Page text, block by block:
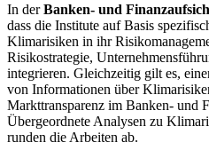
In derBanken- und
dass die Institute auf Basis
Klimarisiken in ihr
Risikostrategie,
integrieren. Gleichzeitig gilt es,
von Informationen über
Markttransparenz im Banken- und
Übergeordnete Analysen zu
runden die Arbeiten ab.